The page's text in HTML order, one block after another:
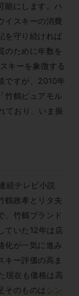
能にします。ハ
イスキーの消費
を守り続ければ
のために年数を
キーを象徴する
ですが、2010年
竹鶴ピュアモル
ており、いま振
続テレビ小説
鶴政孝とリタ夫
、竹鶴ブランド
ていた12年は店
化が一気に進み
キー評価の高ま
現在も価格は高
そのものは シン